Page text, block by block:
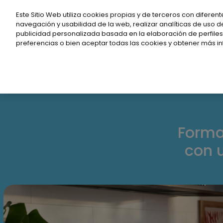
este
sitio
sistema
para
ajustar
el
con
Este Sitio Web utiliza cookies propias y de terceros con
navegación y usabilidad de la web, realizar analíticas de uso
publicidad personalizada basada en la elaboración de
preferencias o bien aceptar todas las cookies y obtener más